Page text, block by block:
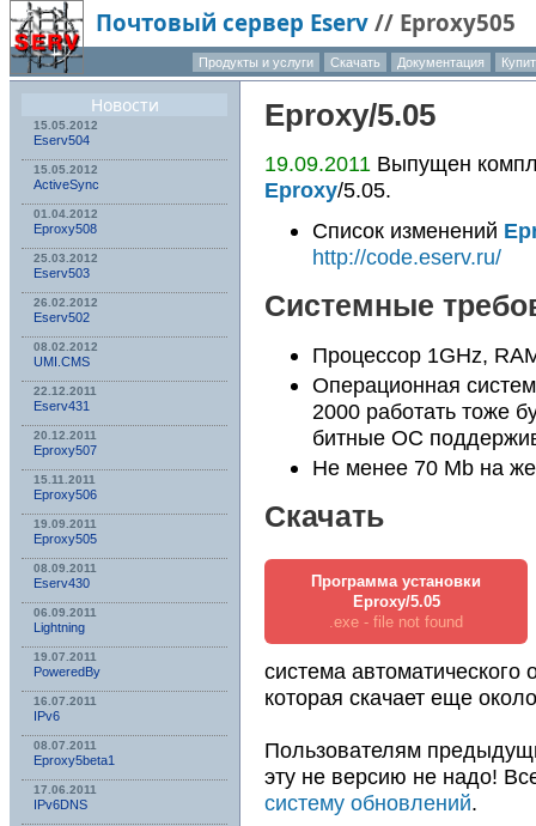
Почтовый сервер Eserv // Eproxy505
Продукты и услуги Скачать Документация
Новости
15.05.2012
Eserv504
15.05.2012
ActiveSync
01.04.2012
Eproxy508
25.03.2012
Eserv503
26.02.2012
Eserv502
08.02.2012
UMI.CMS
22.12.2011
Eserv431
20.12.2011
Eproxy507
15.11.2011
Eproxy506
19.09.2011
Eproxy505
08.09.2011
Eserv430
06.09.2011
Lightning
19.07.2011
PoweredBy
16.07.2011
IPv6
08.07.2011
Eproxy5beta1
17.06.2011
IPv6DNS
Eproxy/5.05
19.09.2011 Выпущен
Eproxy/5.05.
Список изменений
http://code.eserv.ru/
Системные
Процессор 1GHz,
Операционная
2000 работать тоже
битные ОС
Не менее 70 Mb на
Скачать
Программа установки
Eproxy/5.05
.exe - file not found
система автоматического
которая скачает еще
Пользователям
эту не версию не надо!
систему обновлений.